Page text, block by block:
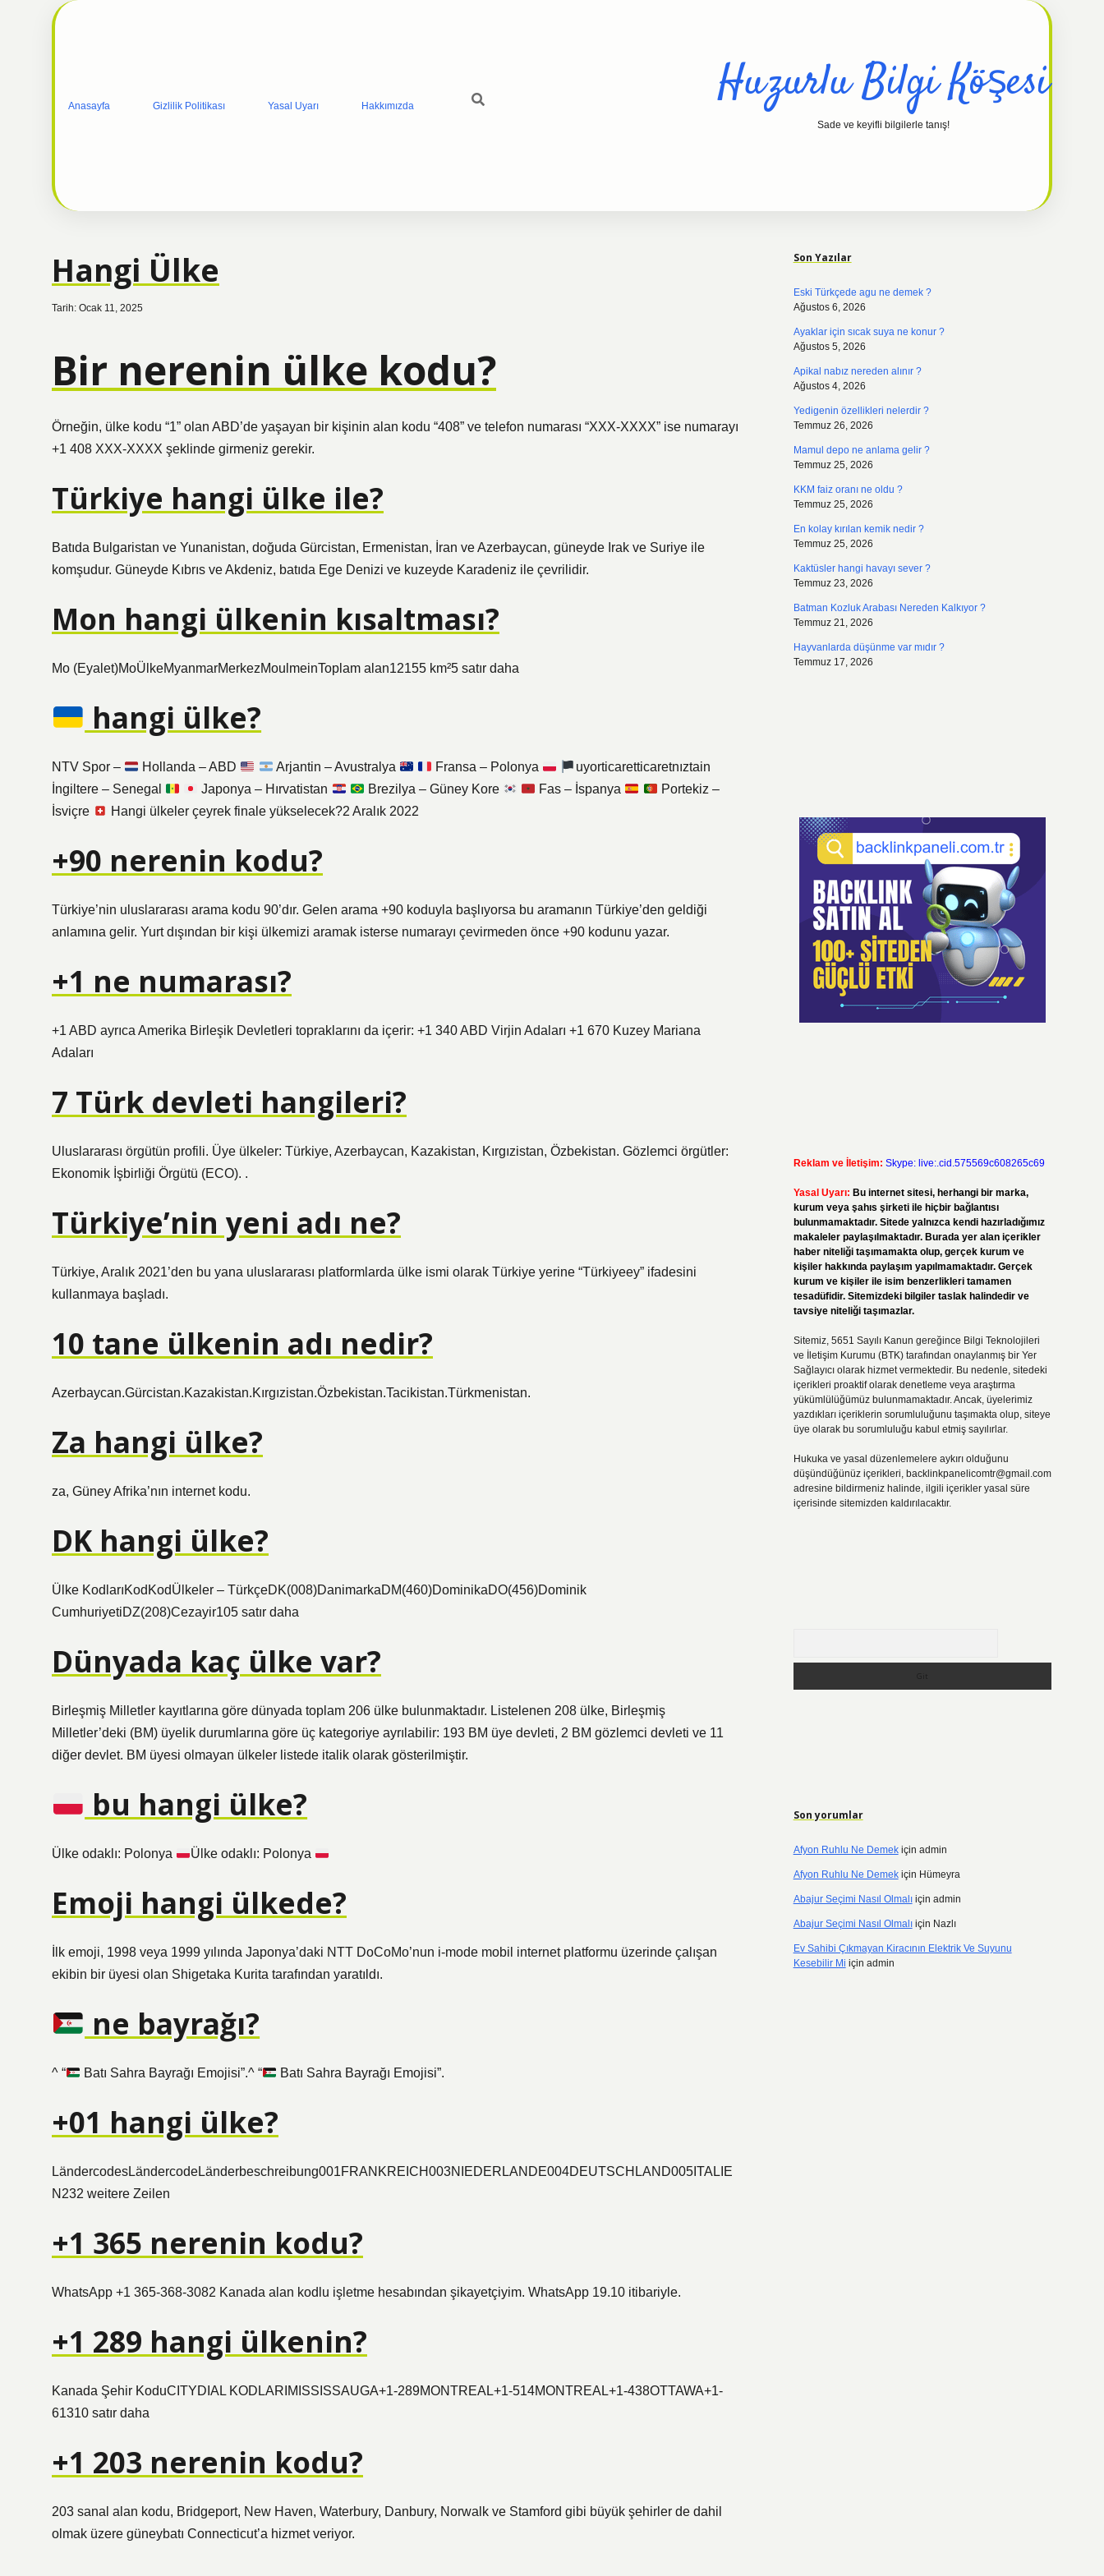
Anasayfa Gizlilik Politikası Yasal Uyarı Hakkımızda Huzurlu Bilgi Köşesi
Sade ve keyifli bilgilerle tanış!
Hangi Ülke
Tarih: Ocak 11, 2025
Bir nerenin ülke kodu?
Örneğin, ülke kodu “1” olan ABD’de yaşayan bir kişinin alan kodu “408” ve telefon numarası “XXX-XXXX” ise numarayı
+1 408 XXX-XXXX şeklinde girmeniz gerekir.
Türkiye hangi ülke ile?
Batıda Bulgaristan ve Yunanistan, doğuda Gürcistan, Ermenistan, İran ve Azerbaycan, güneyde Irak ve Suriye ile
komşudur. Güneyde Kıbrıs ve Akdeniz, batıda Ege Denizi ve kuzeyde Karadeniz ile çevrilidir.
Mon hangi ülkenin kısaltması?
Mo (Eyalet)MoÜlkeMyanmarMerkezMoulmeinToplam alan12155 km²5 satır daha
hangi ülke?
NTV Spor – Hollanda – ABD Arjantin – Avustralya Fransa – Polonya
uyorticaretticaretnıztain
İngiltere – Senegal
Japonya – Hırvatistan Brezilya – Güney Kore Fas – İspanya
Portekiz –
İsviçre
Hangi ülkeler çeyrek finale yükselecek?2 Aralık 2022
+90 nerenin kodu?
Türkiye’nin uluslararası arama kodu 90’dır. Gelen arama +90 koduyla başlıyorsa bu aramanın Türkiye’den geldiği
anlamına gelir. Yurt dışından bir kişi ülkemizi aramak isterse numarayı çevirmeden önce +90 kodunu yazar.
+1 ne numarası?
+1 ABD ayrıca Amerika Birleşik Devletleri topraklarını da içerir: +1 340 ABD Virjin Adaları +1 670 Kuzey Mariana
Adaları
7 Türk devleti hangileri?
Uluslararası örgütün profili. Üye ülkeler: Türkiye, Azerbaycan, Kazakistan, Kırgızistan, Özbekistan. Gözlemci örgütler:
Ekonomik İşbirliği Örgütü (ECO). .
Türkiye’nin yeni adı ne?
Türkiye, Aralık 2021’den bu yana uluslararası platformlarda ülke ismi olarak Türkiye yerine “Türkiyeey” ifadesini
kullanmaya başladı.
10 tane ülkenin adı nedir?
Azerbaycan.Gürcistan.Kazakistan.Kırgızistan.Özbekistan.Tacikistan.Türkmenistan.
Za hangi ülke?
za, Güney Afrika’nın internet kodu.
DK hangi ülke?
Ülke KodlarıKodKodÜlkeler – TürkçeDK(008)DanimarkaDM(460)DominikaDO(456)Dominik
CumhuriyetiDZ(208)Cezayir105 satır daha
Dünyada kaç ülke var?
Birleşmiş Milletler kayıtlarına göre dünyada toplam 206 ülke bulunmaktadır. Listelenen 208 ülke, Birleşmiş
Milletler’deki (BM) üyelik durumlarına göre üç kategoriye ayrılabilir: 193 BM üye devleti, 2 BM gözlemci devleti ve 11
diğer devlet. BM üyesi olmayan ülkeler listede italik olarak gösterilmiştir.
bu hangi ülke?
Ülke odaklı: Polonya Ülke odaklı: Polonya
Emoji hangi ülkede?
İlk emoji, 1998 veya 1999 yılında Japonya’daki NTT DoCoMo’nun i-mode mobil internet platformu üzerinde çalışan
ekibin bir üyesi olan Shigetaka Kurita tarafından yaratıldı.
ne bayrağı?
^ “ Batı Sahra Bayrağı Emojisi”.^ “ Batı Sahra Bayrağı Emojisi”.
+01 hangi ülke?
LändercodesLändercodeLänderbeschreibung001FRANKREICH003NIEDERLANDE004DEUTSCHLAND005ITALIE
N232 weitere Zeilen
+1 365 nerenin kodu?
WhatsApp +1 365-368-3082 Kanada alan kodlu işletme hesabından şikayetçiyim. WhatsApp 19.10 itibariyle.
+1 289 hangi ülkenin?
Kanada Şehir KoduCITYDIAL KODLARIMISSISSAUGA+1-289MONTREAL+1-514MONTREAL+1-438OTTAWA+1-
61310 satır daha
+1 203 nerenin kodu?
203 sanal alan kodu, Bridgeport, New Haven, Waterbury, Danbury, Norwalk ve Stamford gibi büyük şehirler de dahil
olmak üzere güneybatı Connecticut’a hizmet veriyor.
Son Yazılar
Eski Türkçede agu ne demek ?
Ağustos 6, 2026
Ayaklar için sıcak suya ne konur ?
Ağustos 5, 2026
Apikal nabız nereden alınır ?
Ağustos 4, 2026
Yedigenin özellikleri nelerdir ?
Temmuz 26, 2026
Mamul depo ne anlama gelir ?
Temmuz 25, 2026
KKM faiz oranı ne oldu ?
Temmuz 25, 2026
En kolay kırılan kemik nedir ?
Temmuz 25, 2026
Kaktüsler hangi havayı sever ?
Temmuz 23, 2026
Batman Kozluk Arabası Nereden Kalkıyor ?
Temmuz 21, 2026
Hayvanlarda düşünme var mıdır ?
Temmuz 17, 2026
Reklam ve İletişim: Skype: live:.cid.575569c608265c69
Yasal Uyarı: Bu internet sitesi, herhangi bir marka,
kurum veya şahıs şirketi ile hiçbir bağlantısı
bulunmamaktadır. Sitede yalnızca kendi hazırladığımız
makaleler paylaşılmaktadır. Burada yer alan içerikler
haber niteliği taşımamakta olup, gerçek kurum ve
kişiler hakkında paylaşım yapılmamaktadır. Gerçek
kurum ve kişiler ile isim benzerlikleri tamamen
tesadüfidir. Sitemizdeki bilgiler taslak halindedir ve
tavsiye niteliği taşımazlar.
Sitemiz, 5651 Sayılı Kanun gereğince Bilgi Teknolojileri
ve İletişim Kurumu (BTK) tarafından onaylanmış bir Yer
Sağlayıcı olarak hizmet vermektedir. Bu nedenle, sitedeki
içerikleri proaktif olarak denetleme veya araştırma
yükümlülüğümüz bulunmamaktadır. Ancak, üyelerimiz
yazdıkları içeriklerin sorumluluğunu taşımakta olup, siteye
üye olarak bu sorumluluğu kabul etmiş sayılırlar.
Hukuka ve yasal düzenlemelere aykırı olduğunu
düşündüğünüz içerikleri, backlinkpanelicomtr@gmail.com
adresine bildirmeniz halinde, ilgili içerikler yasal süre
içerisinde sitemizden kaldırılacaktır.
Son yorumlar
Afyon Ruhlu Ne Demekiçin admin
Afyon Ruhlu Ne Demekiçin Hümeyra
Abajur Seçimi Nasıl Olmalıiçin admin
Abajur Seçimi Nasıl Olmalıiçin Nazlı
Ev Sahibi Çıkmayan Kiracının Elektrik Ve Suyunu
Kesebilir Mi için admin